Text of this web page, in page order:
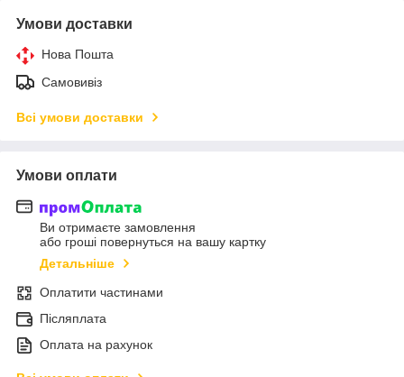
Умови доставки
Нова Пошта
Самовивіз
Всі умови доставки
Умови оплати
Ви отримаєте замовлення
або гроші повернуться на вашу картку
Детальніше
Оплатити частинами
Післяплата
Оплата на рахунок